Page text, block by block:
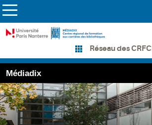
Réseau des
Médiadix